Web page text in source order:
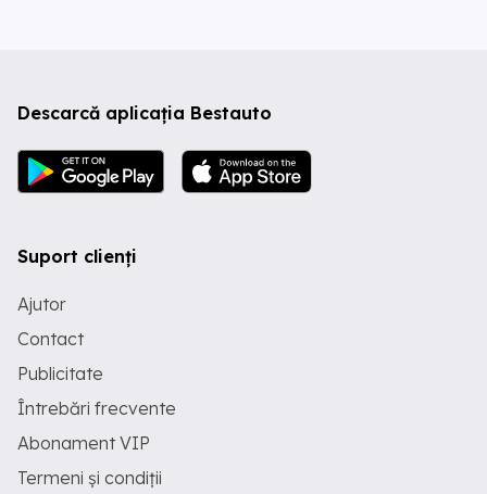
Descarcă aplicația Bestauto
Suport clienți
Ajutor
Contact
Publicitate
Întrebări frecvente
Abonament VIP
Termeni și condiții